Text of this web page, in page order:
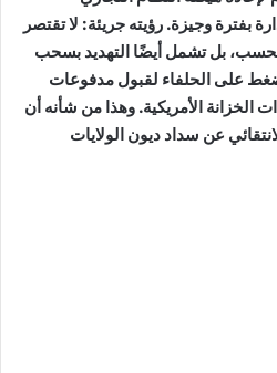
بفترة وجيزة. رؤيته جريئة: لا تقتصر
بل تشمل أيضًا التهديد بسحب
على الحلفاء لقبول مدفوعات
الأمريكية. وهذا من شأنه أن
عن سداد ديون الولايات